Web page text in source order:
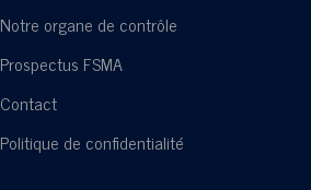
Notre organe de contrôle
Prospectus FSMA
Contact
Politique de confidentialité